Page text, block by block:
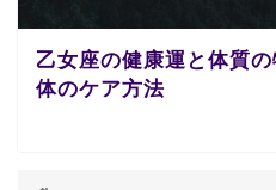
乙女座の健康運と体質
体のケア方法